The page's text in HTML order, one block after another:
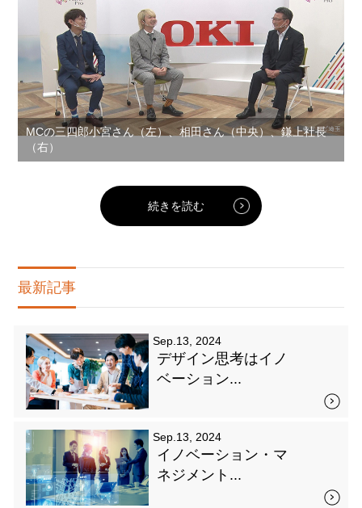
MCの三四郎小宮さん（左）、相田さん（中央）、鎌上社長
（右）
続きを読む
最新記事
Sep.13, 2024
デザイン思考はイノ
ベーション...
Sep.13, 2024
イノベーション・マ
ネジメント...